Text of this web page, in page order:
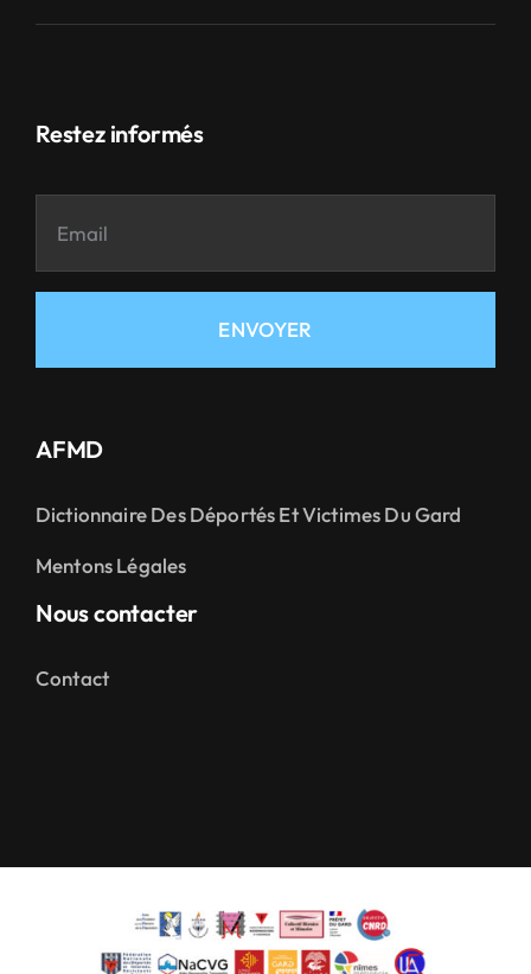
Restez informés
ENVOYER
AFMD
Dictionnaire Des Déportés Et Victimes Du Gard
Mentons Légales
Nous contacter
Contact